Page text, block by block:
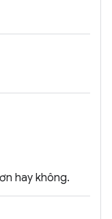
hay không.